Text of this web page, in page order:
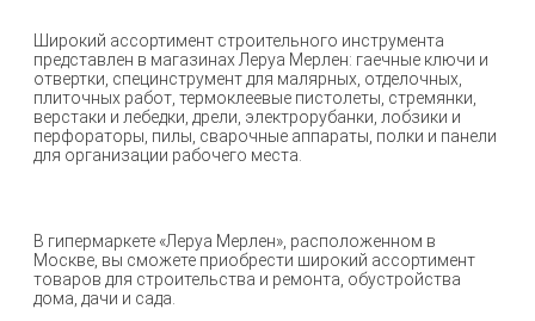
Широкий ассортимент строительного инструмента
представлен в магазинах Леруа Мерлен: гаечные ключи и
отвертки, специнструмент для малярных, отделочных,
плиточных работ, термоклеевые пистолеты, стремянки,
верстаки и лебедки, дрели, электрорубанки, лобзики и
перфораторы, пилы, сварочные аппараты, полки и панели
для организации рабочего места.
В гипермаркете «Леруа Мерлен», расположенном в
Москве, вы сможете приобрести широкий ассортимент
товаров для строительства и ремонта, обустройства
дома, дачи и сада.